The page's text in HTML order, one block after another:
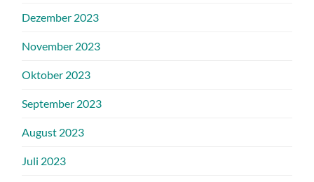
Dezember 2023
November 2023
Oktober 2023
September 2023
August 2023
Juli 2023